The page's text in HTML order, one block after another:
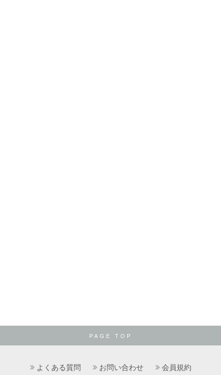
PAGE TOP
よくある質問 お問い合わせ 会員規約